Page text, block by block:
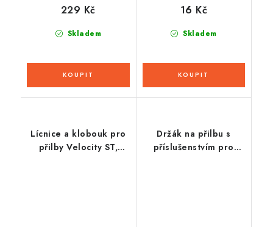
Skladem
229 Kč
Skladem
16 Kč
Lícnice a klobouk pro
přilby Velocity ST,
Držák na přilbu s
příslušenstvím pro